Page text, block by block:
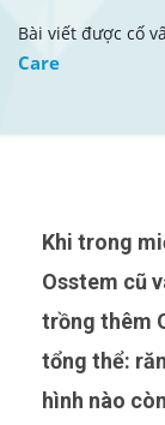
Bài viết được cố
Care
Khi trong miệng có cầu răng sứ cũ, trụ
Osstem cũ
trồng thêm
tổng thể:
hình nào